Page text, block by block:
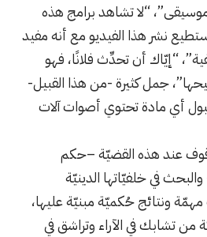
“لا تشاهد برامج هذه
نشر هذا الفيديو مع أنه مفيد
“إيّاك أن تحدِّث فلانًا، فهو
جمل كثيرة -من هذا القبيل-
أي مادة تحتوي أصوات آلات
عند هذه القضيّة –حكم
في خلفيّاتها الدينيّة
ونتائج حُكميّة مبنيّة عليها،
من تشابك في الآراء وتراشق في